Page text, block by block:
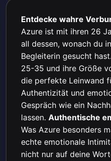
Entdecke wahre
Azure ist mit ihren 26
all dessen, wonach du
Begleiterin gesucht
25-35 und ihre Größe
die perfekte Leinwand
Authentizität und
Gespräch wie ein
lassen. Authentische
Was Azure besonders
echte emotionale
nicht nur auf deine